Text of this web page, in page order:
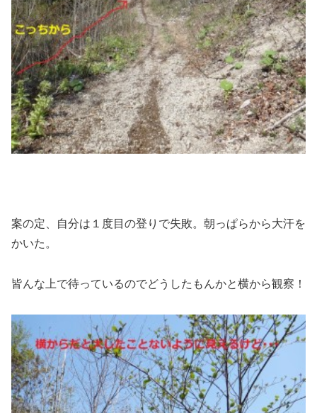
案の定、自分は１度目の登りで失敗。朝っぱらから大汗を
かいた。
皆んな上で待っているのでどうしたもんかと横から観察！